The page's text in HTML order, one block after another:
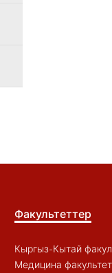
Факультеттер
Кыргыз-Кытай
Медицина